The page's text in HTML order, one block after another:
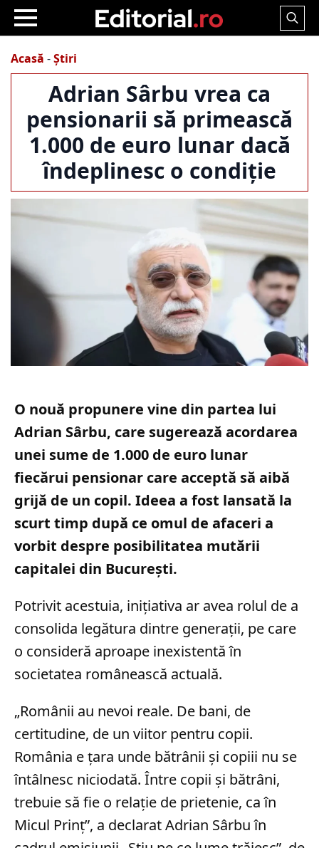
Search
Acasă -Știri
Adrian Sârbu vrea ca
pensionarii să primească
1.000 de euro lunar dacă
îndeplinesc o condiție
O nouă propunere vine din partea lui
Adrian Sârbu, care sugerează acordarea
unei sume de 1.000 de euro lunar
fiecărui pensionar care acceptă să aibă
grijă de un copil. Ideea a fost lansată la
scurt timp după ce omul de afaceri a
vorbit despre posibilitatea mutării
capitalei din București.
Potrivit acestuia, inițiativa ar avea rolul de a
consolida legătura dintre generații, pe care
o consideră aproape inexistentă în
societatea românească actuală.
„Românii au nevoi reale. De bani, de
certitudine, de un viitor pentru copii.
România e țara unde bătrânii și copiii nu se
întâlnesc niciodată. Între copii și bătrâni,
trebuie să fie o relație de prietenie, ca în
Micul Prinț”, a declarat Adrian Sârbu în